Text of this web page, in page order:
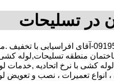
در تسلیحات
,09127783292-09195918731-آقای
منطقه تسلیحات,لوله
کشی با نرخ اتحادیه
تعمیرات ، نصب و تعویض